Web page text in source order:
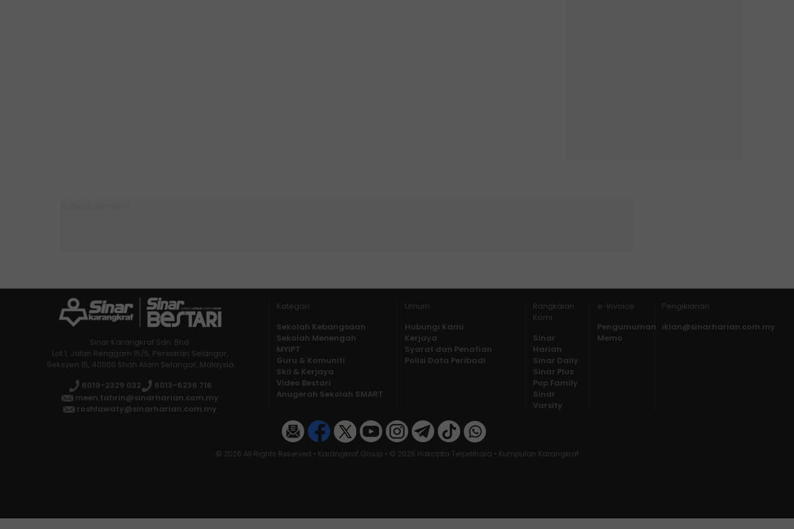
Sinar Karangkraf Sdn. Bhd.
Lot 1, Jalan Renggam 15/5, Persiaran Selangor,
Seksyen 15, 40000 Shah Alam Selangor, Malaysia
6019-2329 032
6013-6236 716
meen.tahrin@sinarharian.com.my
roshlawaty@sinarharian.com.my
Kategori
Sekolah Kebangsaan
Sekolah Menengah
MYIPT
Guru & Komuniti
Skil & Kerjaya
Video Bestari
Anugerah Sekolah SMART
Umum
Hubungi Kami
Kerjaya
Syarat dan Penafian
Polisi Data Peribadi
Rangkaian
Kami
Sinar
Harian
Sinar Daily
Sinar Plus
Pop Family
Sinar
Varsity
e-Invoice
Pengumuman
Memo
Pengiklanan
iklan@sinarharian.com.my
© 2026 All Rights Reserved • Karangkraf Group • © 2026 Hakcipta Terpelihara • Kumpulan Karangkraf